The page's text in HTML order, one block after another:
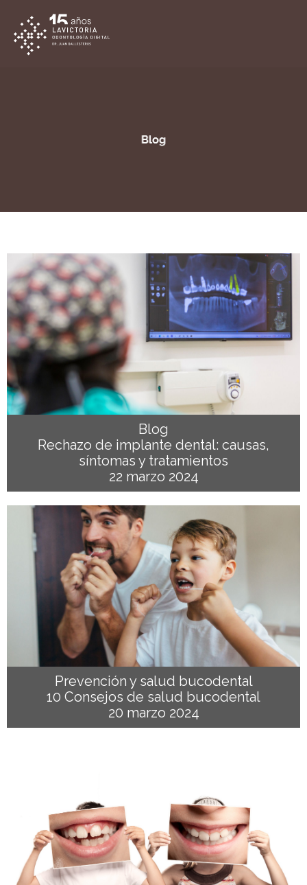
Blog
Rechazo de implante dental: causas,
síntomas y tratamientos
22 marzo 2024
Prevención y salud bucodental
10 Consejos de salud bucodental
20 marzo 2024